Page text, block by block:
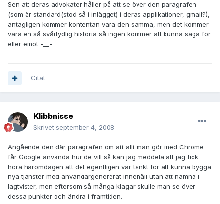
Sen att deras advokater håller på att se över den paragrafen
(som är standard(stod så i inlägget) i deras applikationer, gmail?),
antagligen kommer kontentan vara den samma, men det kommer
vara en så svårtydlig historia så ingen kommer att kunna säga för
eller emot -__-
Citat
Klibbnisse
Skrivet september 4, 2008
Angående den där paragrafen om att allt man gör med Chrome
får Google använda hur de vill så kan jag meddela att jag fick
höra häromdagen att det egentligen var tänkt för att kunna bygga
nya tjänster med användargenererat innehåll utan att hamna i
lagtvister, men eftersom så många klagar skulle man se över
dessa punkter och ändra i framtiden.